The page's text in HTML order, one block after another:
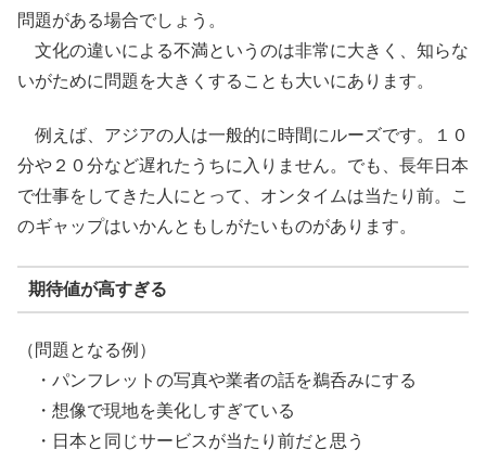
問題がある場合でしょう。
文化の違いによる不満というのは非常に大きく、知らな
いがために問題を大きくすることも大いにあります。
例えば、アジアの人は一般的に時間にルーズです。１０
分や２０分など遅れたうちに入りません。でも、長年日本
で仕事をしてきた人にとって、オンタイムは当たり前。こ
のギャップはいかんともしがたいものがあります。
期待値が高すぎる
（問題となる例）
・パンフレットの写真や業者の話を鵜呑みにする
・想像で現地を美化しすぎている
・日本と同じサービスが当たり前だと思う